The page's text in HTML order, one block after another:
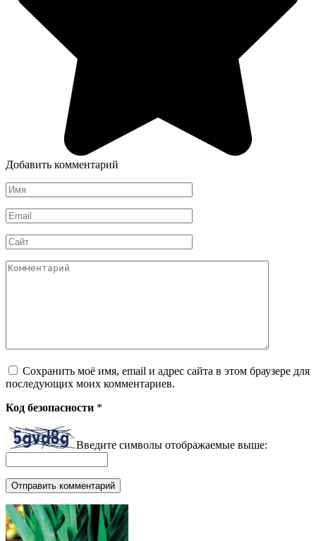
Добавить комментарий
Имя
*
Email
*
Сайт
Комментарий
Сохранить моё имя, email и адрес сайта в этом браузере для
последующих моих комментариев.
Код безопасности *
Введите символы отображаемые выше: